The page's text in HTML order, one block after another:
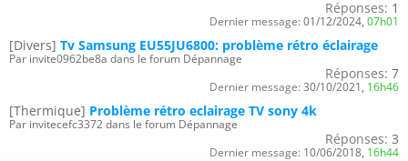
Réponses: 1
Dernier message: 01/12/2024, 07h01
[Divers] Tv Samsung EU55JU6800: problème rétro éclairage
Par invite0962be8a dans le forum Dépannage
Réponses: 7
Dernier message: 30/10/2021, 16h46
[Thermique] Problème rétro eclairage TV sony 4k
Par invitecefc3372 dans le forum Dépannage
Réponses: 3
Dernier message: 10/06/2018, 16h44